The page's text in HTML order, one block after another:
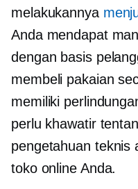
melakukannya
Anda mendapat
dengan basis
membeli pakaian
memiliki
perlu khawatir
pengetahuan teknis
toko online Anda.